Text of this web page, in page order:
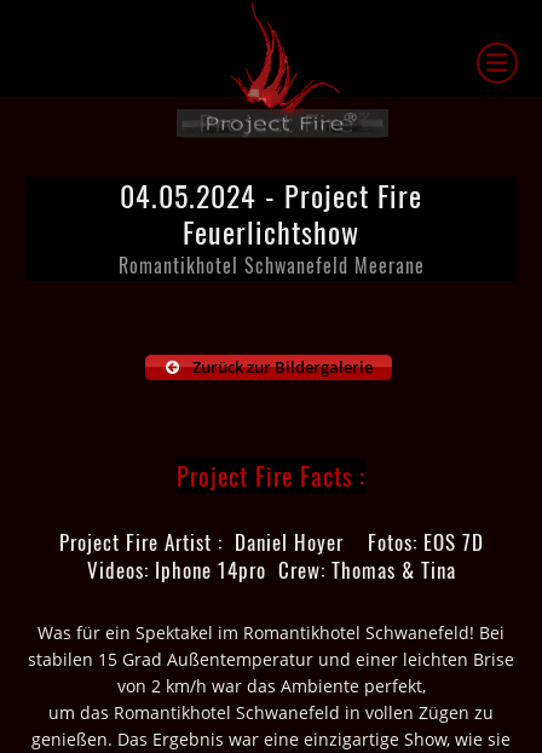
04.05.2024 - Project Fire
Feuerlichtshow
Romantikhotel Schwanefeld Meerane
Zurück zur Bildergalerie
​Project Fire Facts :
Project Fire Artist : Daniel Hoyer Fotos: EOS 7D
Videos: Iphone 14pro Crew: Thomas & Tina
Was für ein Spektakel im Romantikhotel Schwanefeld! Bei
stabilen 15 Grad Außentemperatur und einer leichten Brise
von 2 km/h war das Ambiente perfekt,
um das Romantikhotel Schwanefeld in vollen Zügen zu
genießen. Das Ergebnis war eine einzigartige Show, wie sie